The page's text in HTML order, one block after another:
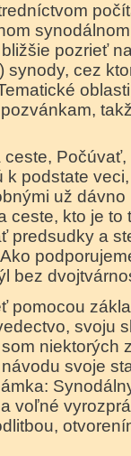
pozrieť
synody, cez
k podstate
už dávno
ceste, kto je to
predsudky a
bez
pomocou
svoju
niektorých
svoje
voľné